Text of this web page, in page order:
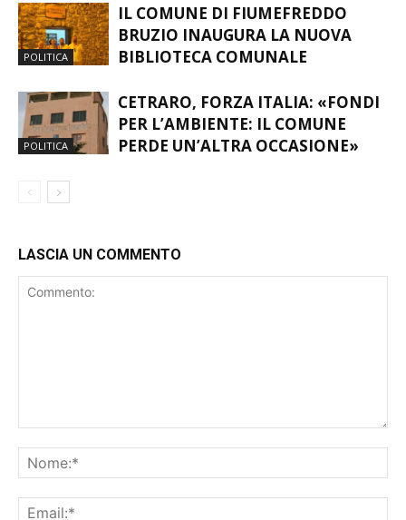
POLITICA
IL COMUNE DI FIUMEFREDDO
BRUZIO INAUGURA LA NUOVA
BIBLIOTECA COMUNALE
POLITICA
CETRARO, FORZA ITALIA: «FONDI
PER L’AMBIENTE: IL COMUNE
PERDE UN’ALTRA OCCASIONE»
LASCIA UN COMMENTO